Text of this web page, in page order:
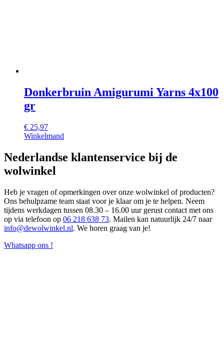
Donkerbruin Amigurumi Yarns 4x100
gr
€ 25,97
Winkelmand
Nederlandse klantenservice bij de
wolwinkel
Heb je vragen of opmerkingen over onze wolwinkel of producten?
Ons behulpzame team staat voor je klaar om je te helpen. Neem
tijdens werkdagen tussen 08.30 – 16.00 uur gerust contact met ons
op via telefoon op 06 218 638 73. Mailen kan natuurlijk 24/7 naar
info@dewolwinkel.nl. We horen graag van je!
Whatsapp ons !